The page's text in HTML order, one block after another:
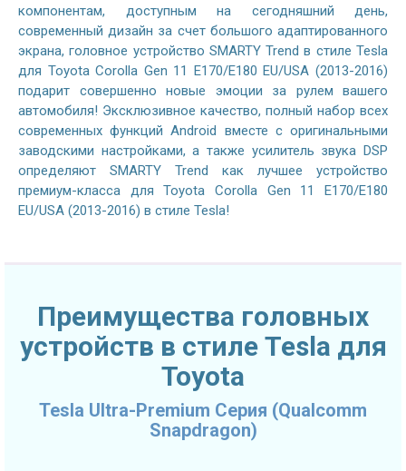
компонентам, доступным на сегодняшний день,
современный дизайн за счет большого адаптированного
экрана, головное устройство SMARTY Trend в стиле Tesla
для Toyota Corolla Gen 11 E170/E180 EU/USA (2013-2016)
подарит совершенно новые эмоции за рулем вашего
автомобиля! Эксклюзивное качество, полный набор всех
современных функций Android вместе с оригинальными
заводскими настройками, а также усилитель звука DSP
определяют SMARTY Trend как лучшее устройство
премиум-класса для Toyota Corolla Gen 11 E170/E180
EU/USA (2013-2016) в стиле Tesla!
Преимущества головных
устройств в стиле Tesla для
Toyota
Tesla Ultra-Premium Серия (Qualcomm
Snapdragon)